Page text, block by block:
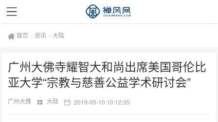
首页 - 资讯 -大陆
广州大佛寺耀智大和尚出席美国哥伦比
亚大学“宗教与慈善公益学术研讨会”
广州大佛 大陆 2019-05-10 10:12:35